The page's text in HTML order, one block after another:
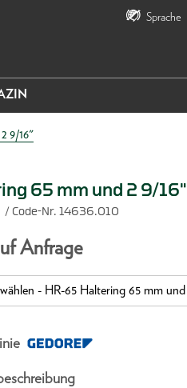
Sprache
9/16"
65 mm und 2 9/16"
/ Code-Nr. 14636.010
Anfrage